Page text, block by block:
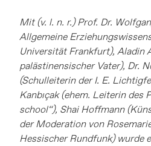
Mit (v. l. n. r.) Prof. Dr.
Allgemeine
Universität Frankfurt), Aladin
palästinensischer Vater), Dr.
(Schulleiterin der I. E.
Kanbıçak (ehem. Leiterin des
school“), Shai Hoffmann
der Moderation von
Hessischer Rundfunk) wurde